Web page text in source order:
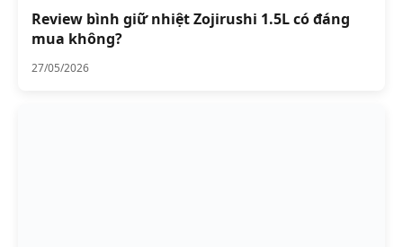
Review bình giữ nhiệt Zojirushi 1.5L có đáng
mua không?
27/05/2026